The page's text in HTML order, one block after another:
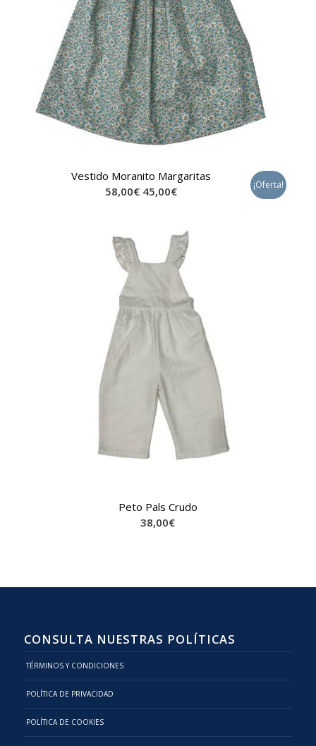
Vestido Moranito Margaritas
58,00€ 45,00€ ¡Oferta!
Peto Pals Crudo
38,00€
CONSULTA NUESTRAS POLÍTICAS
TÉRMINOS Y CONDICIONES
POLÍTICA DE PRIVACIDAD
POLÍTICA DE COOKIES